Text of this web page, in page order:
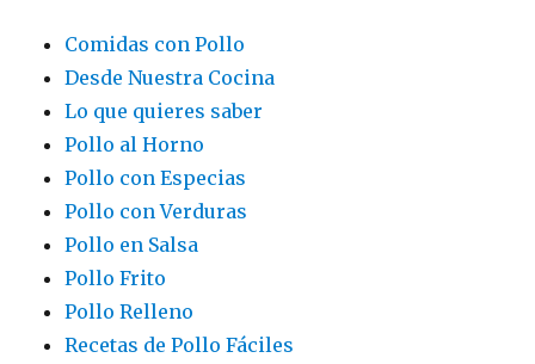
Comidas con Pollo
Desde Nuestra Cocina
Lo que quieres saber
Pollo al Horno
Pollo con Especias
Pollo con Verduras
Pollo en Salsa
Pollo Frito
Pollo Relleno
Recetas de Pollo Fáciles